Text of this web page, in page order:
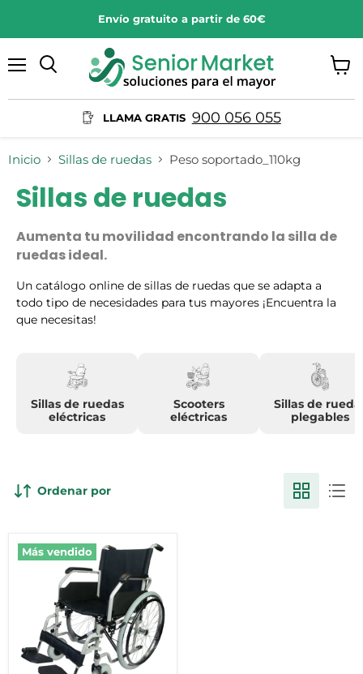
Envío gratuito a partir de 60€
LLAMA GRATIS 900 056 055
Inicio Sillas de ruedas Peso soportado_110kg
Sillas de ruedas
Aumenta tu movilidad encontrando la silla de
ruedas ideal.
Un catálogo online de sillas de ruedas que se adapta a
todo tipo de necesidades para tus mayores ¡Encuentra la
que necesitas!
Sillas de ruedas
eléctricas
Scooters
eléctricas
Sillas de
plegables
Ordenar por
Más vendido
Silla
de
robusta
económica
reposabrazos
y
reposapiés